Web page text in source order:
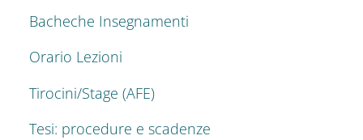
Bacheche Insegnamenti
Orario Lezioni
Tirocini/Stage (AFE)
Tesi: procedure e scadenze